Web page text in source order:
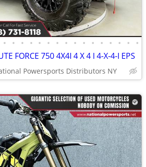
• • • • • • • • • • • • • • • •
FORCE 750 4X4I 4 X 4 I 4-X-4-I EPS
Powersports Distributors NY